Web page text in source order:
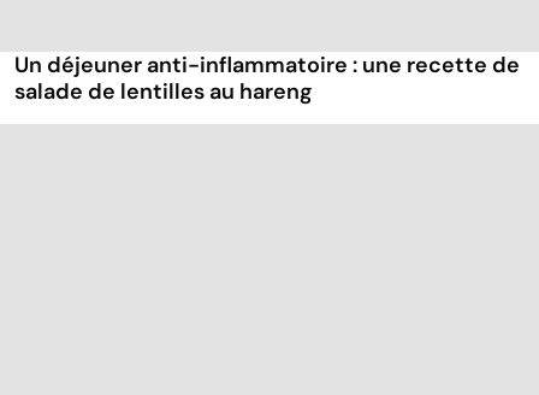
Un déjeuner anti-inflammatoire : une recette de
salade de lentilles au hareng